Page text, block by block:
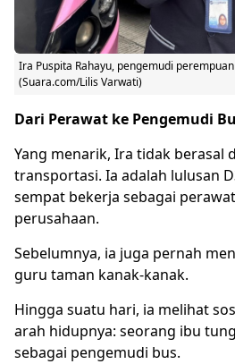
Ira Puspita Rahayu, pengemudi perempuan
(Suara.com/Lilis Varwati)
Dari Perawat ke Pengemudi
Yang menarik, Ira tidak berasal
transportasi. Ia adalah lulusan
sempat bekerja sebagai
perusahaan.
Sebelumnya, ia juga pernah
guru taman kanak-kanak.
Hingga suatu hari, ia melihat
arah hidupnya: seorang ibu
sebagai pengemudi bus.